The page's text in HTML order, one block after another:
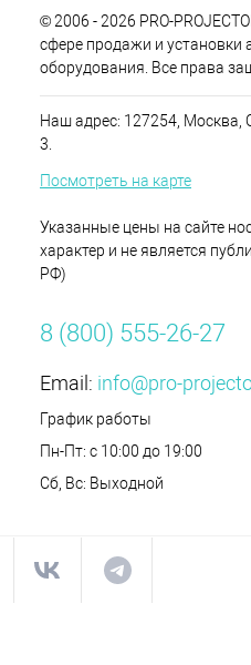
© 2006 - 2026 PRO-
сфере продажи и установки
оборудования. Все права
Наш адрес: 127254, Москва,
3.
Посмотреть на карте
Указанные цены на сайте
характер и не является
РФ)
8 (800) 555-26-27
Email: info@pro-
График работы
Пн-Пт: с 10:00 до 19:00
Сб, Вс: Выходной